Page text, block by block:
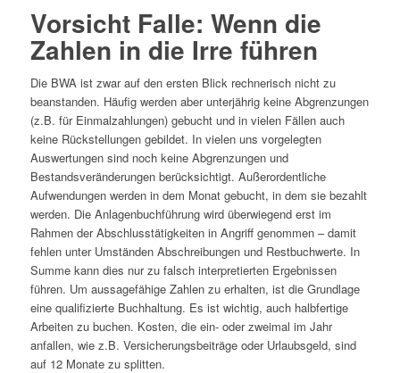
Vorsicht Falle: Wenn die
Zahlen in die Irre führen
Die BWA ist zwar auf den ersten Blick rechnerisch nicht zu
beanstanden. Häufig werden aber unterjährig keine Abgrenzungen
(z.B. für Einmalzahlungen) gebucht und in vielen Fällen auch
keine Rückstellungen gebildet. In vielen uns vorgelegten
Auswertungen sind noch keine Abgrenzungen und
Bestandsveränderungen berücksichtigt. Außerordentliche
Aufwendungen werden in dem Monat gebucht, in dem sie bezahlt
werden. Die Anlagenbuchführung wird überwiegend erst im
Rahmen der Abschlusstätigkeiten in Angriff genommen – damit
fehlen unter Umständen Abschreibungen und Restbuchwerte. In
Summe kann dies nur zu falsch interpretierten Ergebnissen
führen. Um aussagefähige Zahlen zu erhalten, ist die Grundlage
eine qualifizierte Buchhaltung. Es ist wichtig, auch halbfertige
Arbeiten zu buchen. Kosten, die ein- oder zweimal im Jahr
anfallen, wie z.B. Versicherungsbeiträge oder Urlaubsgeld, sind
auf 12 Monate zu splitten.